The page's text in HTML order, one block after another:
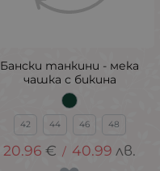
Бански танкини - мека
чашка с бикина
42 44 46 48
20.96 € / 40.99 лв.